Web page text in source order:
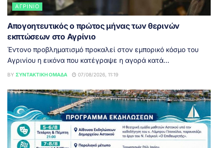
ΑΓΡΊΝΙΟ
Απογοητευτικός ο πρώτος μήνας των θερινών
εκπτώσεων στο Αγρίνιο
Έντονο προβληματισμό προκαλεί στον εμπορικό κόσμο του
Αγρινίου η εικόνα που κατέγραψε η αγορά κατά...
BY ΣΥΝΤΑΚΤΙΚΉ ΟΜΆΔΑ 07/08/2026, 11:19